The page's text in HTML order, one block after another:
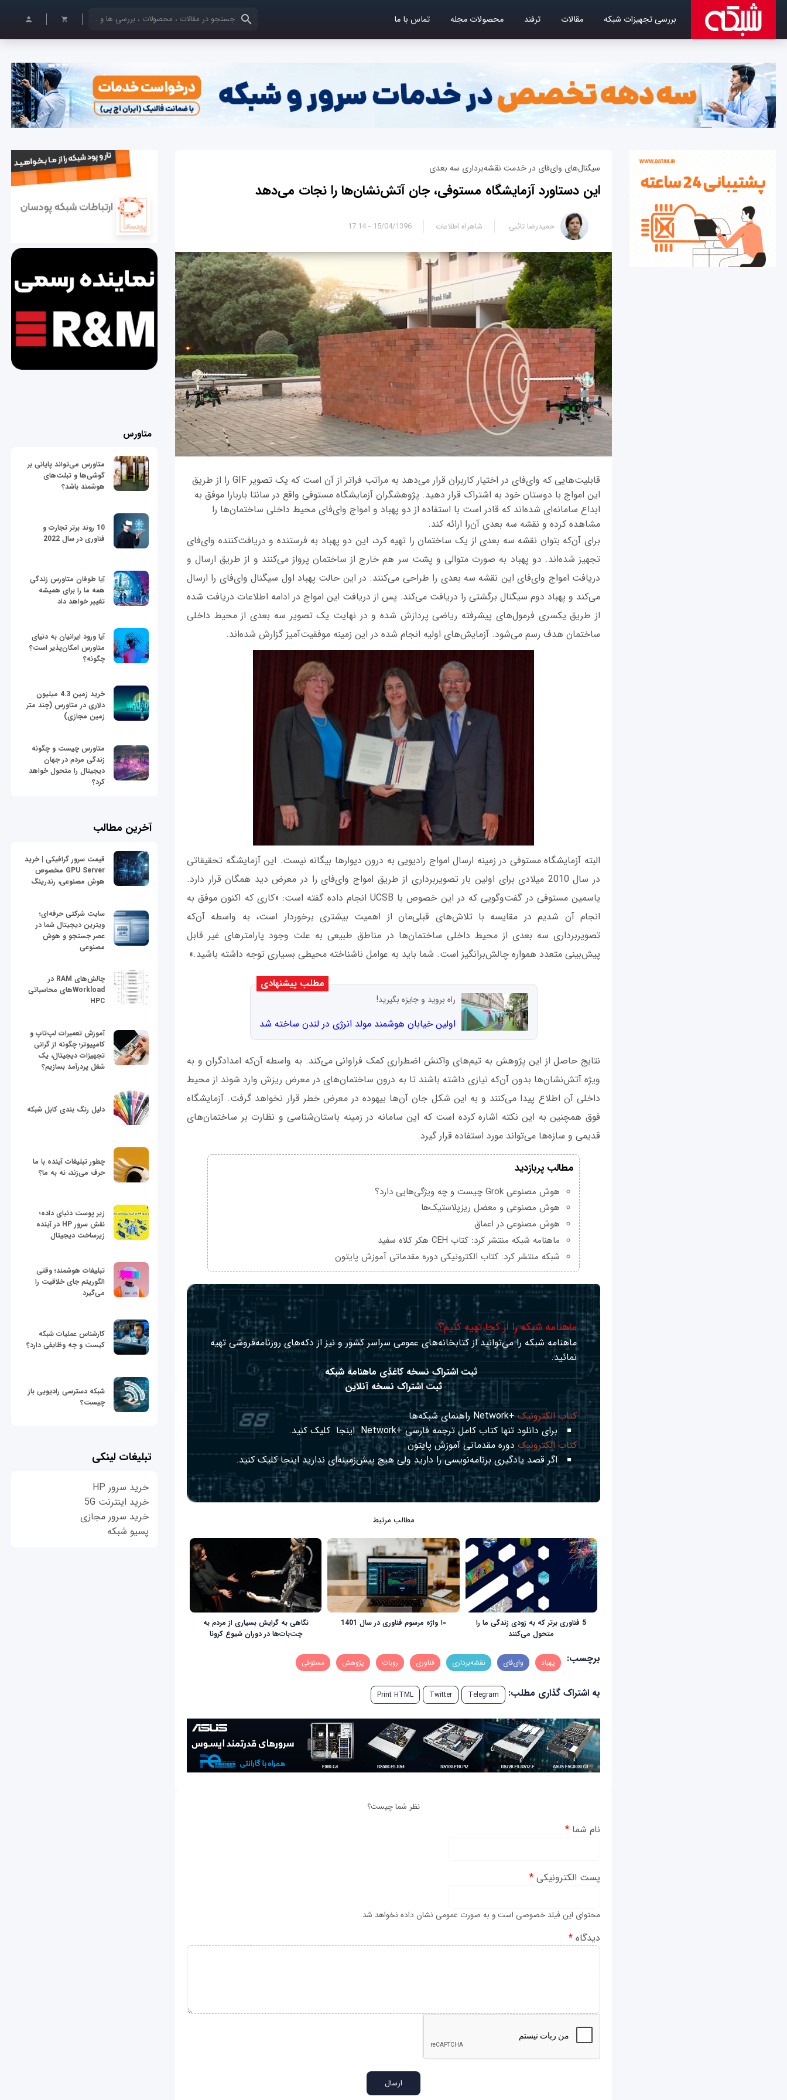
بررسی تجهیزات شبکه مقالات ترفند محصولات مجله تماس با ما کلمات کلیدی خود را وارد کنید
سیگنال‌‌های وای‌فای در خدمت نقشه‌‌برداری سه بعدی
این دستاورد آزمایشگاه مستوفی، جان آتش‌نشان‌ها را نجات می‌دهد
15/04/1396 - 17:14 حمیدرضا تائبی شاهراه اطلاعات
قابلیت‌هایی که وای‌فای در اختیار کاربران قرار می‌دهد به مراتب فراتر از آن است که یک تصویر GIF را از طریق
این امواج با دوستان خود به اشتراک قرار دهید. پژوهشگران آزمایشگاه مستوفی واقع در سانتا باربارا موفق به
ابداع سامانه‌ای شده‌اند که قادر است با استفاده از دو پهباد و امواج وای‌فای محیط داخلی ساختمان‌ها را
مشاهده کرده و نقشه سه بعدی آن‌را ارائه کند.
برای آن‌که بتوان نقشه سه بعدی از یک ساختمان را تهیه کرد، این دو پهباد به فرستنده و دریافت‌کننده وای‌فای
تجهیز شده‌اند. دو پهباد به صورت متوالی و پشت سر هم خارج از ساختمان پرواز می‌کنند و از طریق ارسال و
دریافت امواج وای‌فای این نقشه سه بعدی را طراحی می‌کنند. در این حالت پهباد اول سیگنال وای‌فای را ارسال
می‌کند و پهباد دوم سیگنال برگشتی را دریافت می‌کند. پس از دریافت این امواج در ادامه اطلاعات دریافت شده
از طریق یکسری فرمول‌های پیشرفته ریاضی پردازش شده و در نهایت یک تصویر سه بعدی از محیط داخلی
ساختمان هدف رسم می‌شود. آزمایش‌های اولیه انجام شده در این زمینه موفقیت‌آمیز گزارش شده‌اند.
البته آزمایشگاه مستوفی در زمینه ارسال امواج رادیویی به درون دیوارها بیگانه نیست. این آزمایشگه تحقیقاتی
در سال 2010 میلادی برای اولین بار تصویربرداری از طریق امواج وای‌فای را در معرض دید همگان قرار دارد.
یاسمین مستوفی در گفت‌وگویی که در این خصوص با UCSB انجام داده گفته است: «کاری که اکنون موفق به
انجام آن شدیم در مقایسه با تلاش‌های قبلی‌مان از اهمیت بیشتری برخوردار است، به واسطه آن‌که
تصویربرداری سه بعدی از محیط داخلی ساختمان‌ها در مناطق طبیعی به علت وجود پارامترهای غیر قابل
پیش‌بینی متعدد همواره چالش‌برانگیز است. شما باید به عوامل ناشناخته محیطی بسیاری توجه داشته باشید.»
مطلب پیشنهادی
راه بروید و جایزه بگیرید!
اولین خیابان هوشمند مولد انرژی در لندن ساخته شد
نتایج حاصل از این پژوهش به تیم‌های واکنش اضطراری کمک فراوانی می‌کند. به واسطه آن‌که امدادگران و به
ویژه آتش‌نشان‌ها بدون آن‌که نیازی داشته باشند تا به درون ساختمان‌های در معرض ریزش وارد شوند از محیط
داخلی آن اطلاع پیدا می‌کنند و به این شکل جان آن‌ها بیهوده در معرض خطر قرار نخواهد گرفت. آزمایشگاه
فوق همچنین به این نکته اشاره کرده است که این سامانه در زمینه باستان‌شناسی و نظارت بر ساختمان‌های
قدیمی و سازه‌ها می‌تواند مورد استفاده قرار گیرد.
مطالب پربازدید
هوش مصنوعی Grok چیست و چه ویژگی‌هایی دارد؟
هوش مصنوعی و معضل ریزپلاستیک‌ها
هوش مصنوعی در اعماق
ماهنامه شبکه منتشر کرد: کتاب CEH هکر کلاه سفید
شبکه منتشر کرد: کتاب الکترونیکی دوره مقدماتی آموزش پایتون
ماهنامه شبکه را از کجا تهیه کنیم؟
ماهنامه شبکه را می‌توانید از کتابخانه‌های عمومی سراسر کشور و نیز از دکه‌های روزنامه‌فروشی تهیه
نمائید.
ثبت اشتراک نسخه کاغذی ماهنامه شبکه
ثبت اشتراک نسخه آنلاین
کتاب الکترونیک+Network راهنمای شبکه‌ها
برای دانلود تنها کتاب کامل ترجمه فارسی +Network
اینجا کلیک کنید.
کتاب الکترونیک دوره مقدماتی آموزش پایتون
اگر قصد یادگیری برنامه‌نویسی را دارید ولی هیچ پیش‌زمینه‌ای ندارید اینجا کلیک کنید.
مطالب مرتبط
5 فناوری برتر که به زودی زندگی ما را
متحول می‌کنند
۱۰ واژه مرسوم فناوری در سال 1401
نگاهی به گرایش بسیاری از مردم به
چت‌بات‌ها در دوران شیوع کرونا
برچسب: پهباد وای‌فای نقشه‌‌برداری فناوری روبات پژوهش مستوفی
به اشتراک گذاری مطلب: Telegram
Twitter
Print HTML
نظر شما چیست؟
نام شما *
پست الکترونیکی *
محتوای این فیلد خصوصی است و به صورت عمومی نشان داده نخواهد شد.
دیدگاه *
متاورس
متاورس می‌تواند پایانی بر
گوشی‌ها و تبلت‌های
هوشمند باشد؟
10 روند برتر تجارت و
فناوری در سال 2022
آیا طوفان متاورس زندگی
همه ما را برای همیشه
تغییر خواهد داد
آیا ورود ایرانیان به دنیای
متاورس امکان‌پذیر است؟
چگونه؟
خرید زمین 4.3 میلیون
دلاری در متاورس (چند متر
زمین مجازی)
متاورس چیست و چگونه
زندگی مردم در جهان
دیجیتال را متحول خواهد
کرد؟
آخرین مطالب
قیمت سرور گرافیکی | خرید
GPU Server مخصوص
هوش مصنوعی، رندرینگ
سایت شرکتی حرفه‌ای؛
ویترین دیجیتال شما در
عصر جستجو و هوش
مصنوعی
چالش‌های RAM در
Workloadهای محاسباتی
HPC
آموزش تعمیرات لپ‌تاپ و
کامپیوتر؛ چگونه از گرانی
تجهیزات دیجیتال، یک
شغل پردرآمد بسازیم؟
دلیل رنگ بندی کابل شبکه
چطور تبلیغات آینده با ما
حرف می‌زند، نه به ما؟
زیر پوست دنیای داده؛
نقش سرور HP در آینده
زیرساخت دیجیتال
تبلیغات هوشمند؛ وقتی
الگوریتم جای خلاقیت را
می‌گیرد
کارشناس عملیات شبکه
کیست و چه وظایفی دارد؟
شبکه دسترسی رادیویی باز
چیست؟
تبلیغات لینکی
خرید سرور HP
خرید اینترنت 5G
خرید سرور مجازی
پسیو شبکه